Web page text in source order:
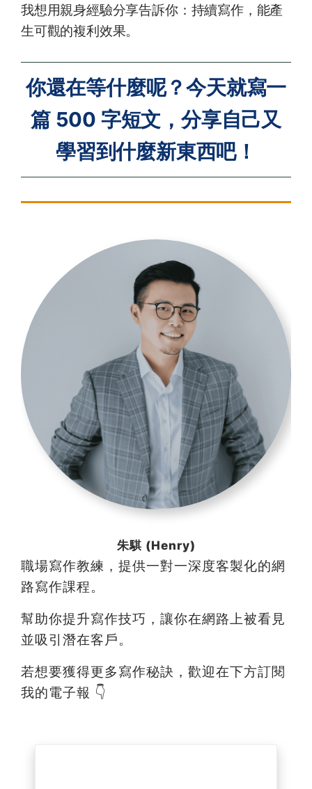
我想用親身經驗分享告訴你：持續寫作，能產
生可觀的複利效果。
你還在等什麼呢？今天就寫一
篇 500 字短文，分享自己又
學習到什麼新東西吧！
朱騏 (Henry)
職場寫作教練，提供一對一深度客製化的網
路寫作課程。
幫助你提升寫作技巧，讓你在網路上被看見
並吸引潛在客戶。
若想要獲得更多寫作秘訣，歡迎在下方訂閱
我的電子報 👇